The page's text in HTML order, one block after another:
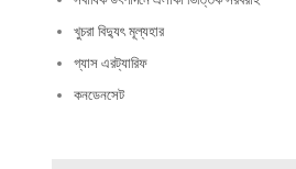
খুচরা বিদ্যুৎ মূল্যহার
গ্যাস এরট্যারিফ
কনডেনসেট